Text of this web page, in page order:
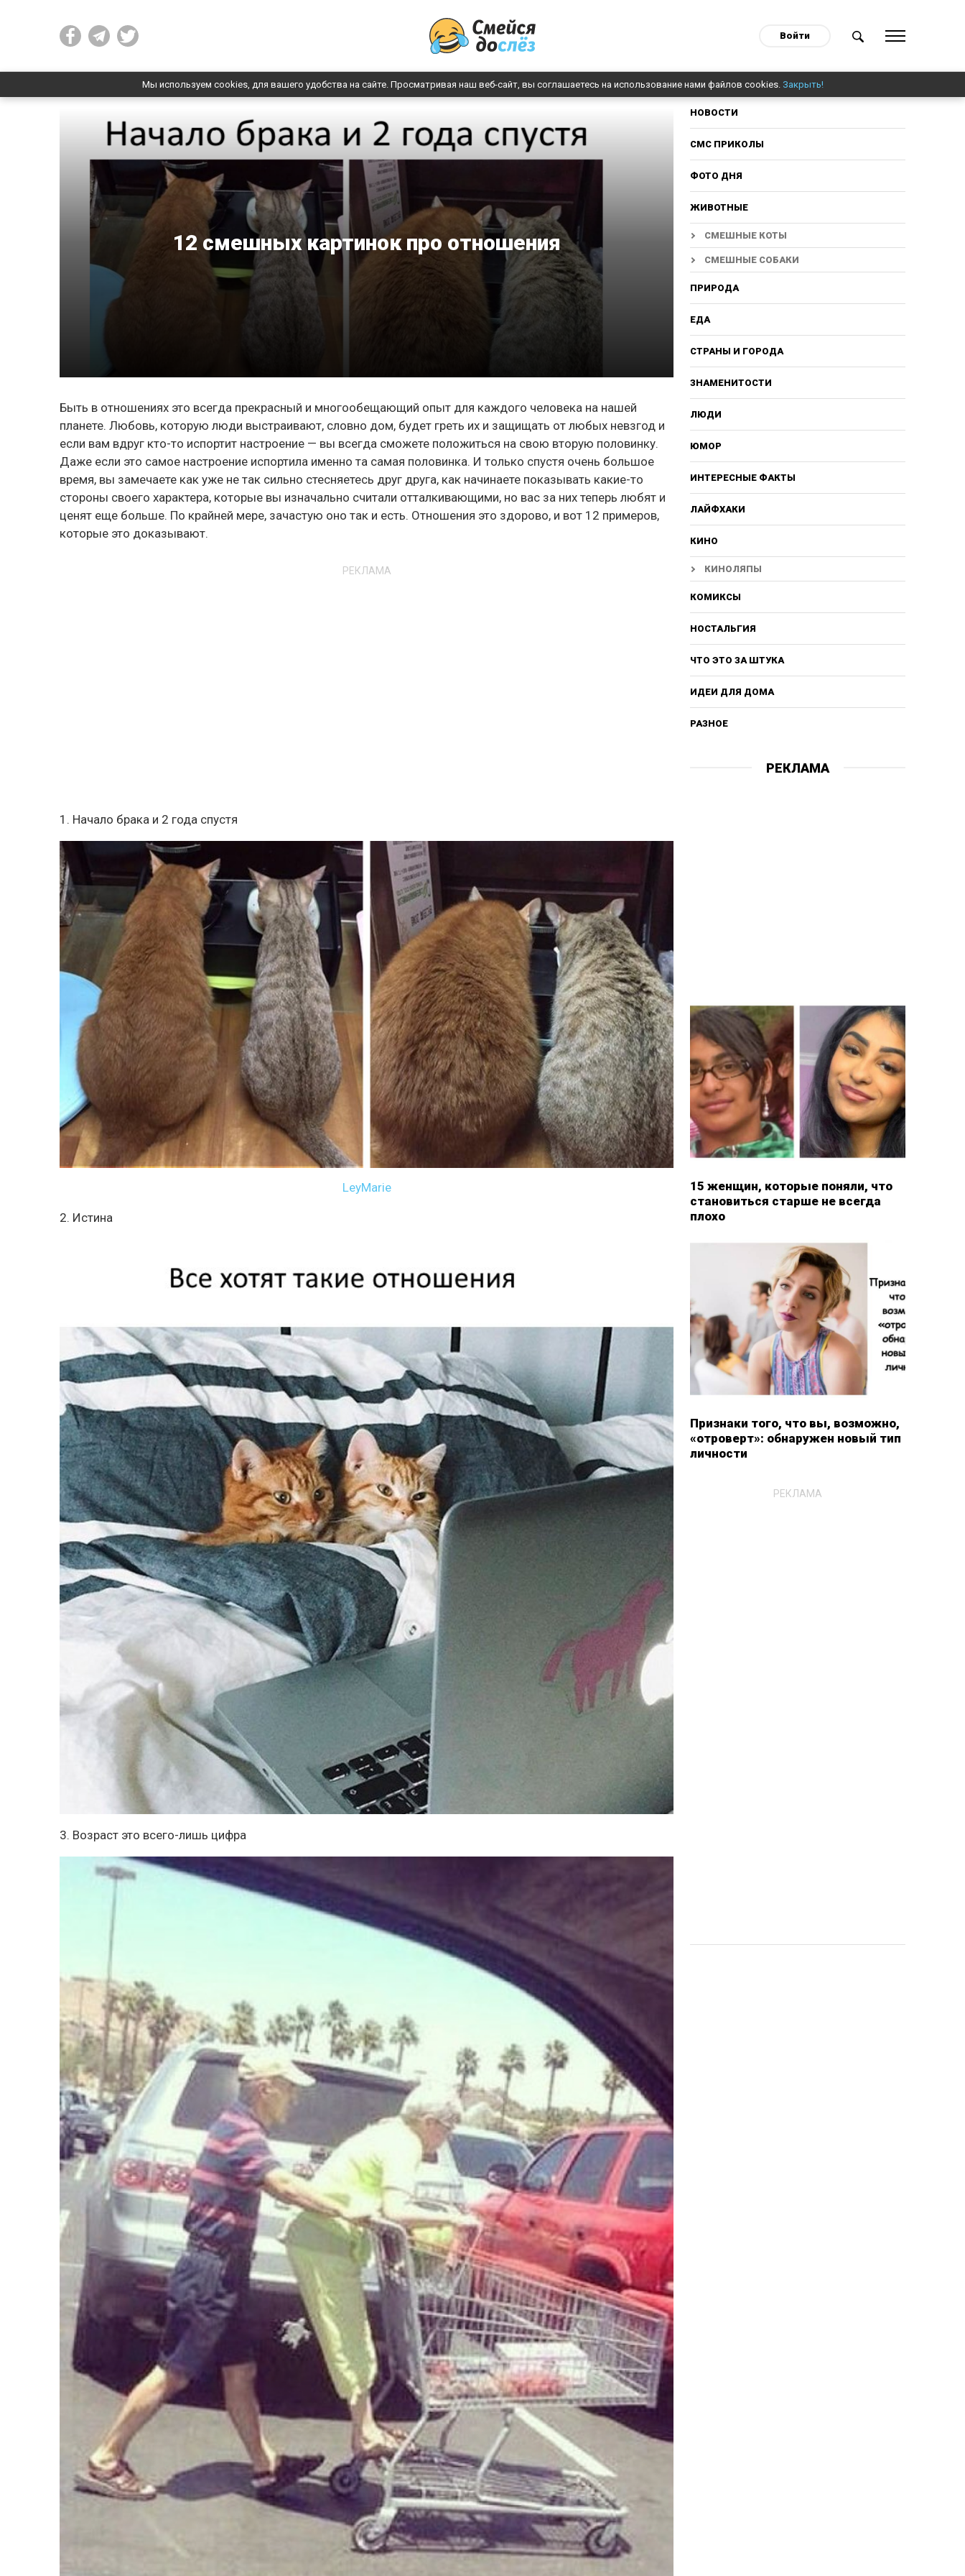
Войти
Мы используем cookies, для вашего удобства на сайте. Просматривая наш веб-сайт, вы соглашаетесь на использование нами файлов cookies. Закрыть!
12 смешных картинок про отношения
Быть в отношениях это всегда прекрасный и многообещающий опыт для каждого человека на нашей
планете. Любовь, которую люди выстраивают, словно дом, будет греть их и защищать от любых невзгод и
если вам вдруг кто-то испортит настроение — вы всегда сможете положиться на свою вторую половинку.
Даже если это самое настроение испортила именно та самая половинка. И только спустя очень большое
время, вы замечаете как уже не так сильно стесняетесь друг друга, как начинаете показывать какие-то
стороны своего характера, которые вы изначально считали отталкивающими, но вас за них теперь любят и
ценят еще больше. По крайней мере, зачастую оно так и есть. Отношения это здорово, и вот 12 примеров,
которые это доказывают.
РЕКЛАМА
1. Начало брака и 2 года спустя
LeyMarie
2. Истина
3. Возраст это всего-лишь цифра
НОВОСТИ
СМС ПРИКОЛЫ
ФОТО ДНЯ
ЖИВОТНЫЕ
СМЕШНЫЕ КОТЫ
СМЕШНЫЕ СОБАКИ
ПРИРОДА
ЕДА
СТРАНЫ И ГОРОДА
ЗНАМЕНИТОСТИ
ЛЮДИ
ЮМОР
ИНТЕРЕСНЫЕ ФАКТЫ
ЛАЙФХАКИ
КИНО
КИНОЛЯПЫ
КОМИКСЫ
НОСТАЛЬГИЯ
ЧТО ЭТО ЗА ШТУКА
ИДЕИ ДЛЯ ДОМА
РАЗНОЕ
РЕКЛАМА
15 женщин, которые поняли, что
становиться старше не всегда
плохо
Признаки того, что вы, возможно,
«отроверт»: обнаружен новый тип
личности
РЕКЛАМА